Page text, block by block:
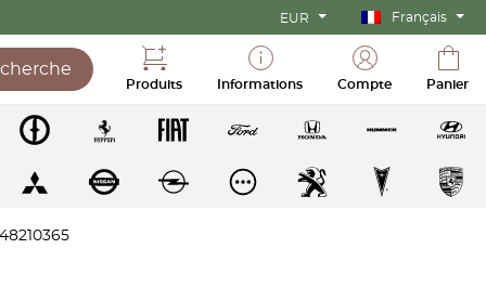
EUR Français
Produits Informations Compte Panier